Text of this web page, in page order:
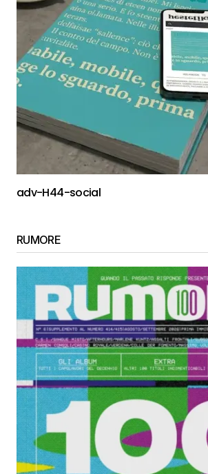
adv-H44-social
RUMORE